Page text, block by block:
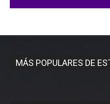
MÁS POPULARES DE